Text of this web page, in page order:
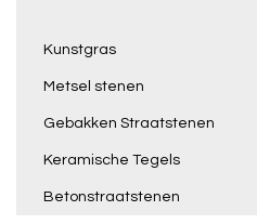
Kunstgras
Metsel stenen
Gebakken Straatstenen
Keramische Tegels
Betonstraatstenen